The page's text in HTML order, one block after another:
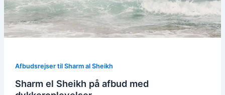
Afbudsrejser til Sharm al Sheikh
Sharm el Sheikh på afbud med